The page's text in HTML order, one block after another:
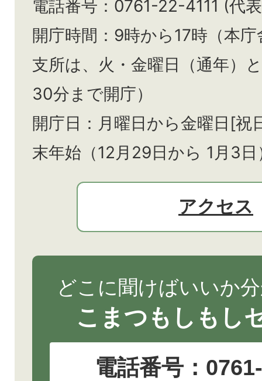
電話番号：0761-22-4111 (代
開庁時間：9時から17時（本
支所は、火・金曜日（通年）と
30分まで開庁）
開庁日：月曜日から金曜日[祝
末年始（12月29日から 1月3
アクセス
どこに聞けばいいか
こまつもしもし
電話番号：